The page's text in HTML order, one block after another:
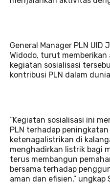
General Manager PLN UID
Widodo, turut memberikan
kegiatan sosialisasi
kontribusi PLN dalam
“Kegiatan sosialisasi ini
PLN terhadap
ketenagalistrikan di
menghadirkan listrik bagi
terus membangun
bersama terhadap
aman dan efisien,” ungkap